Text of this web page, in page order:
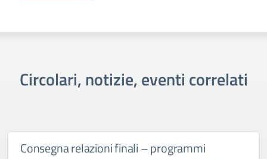
Circolari, notizie, eventi correlati
Consegna relazioni finali – programmi